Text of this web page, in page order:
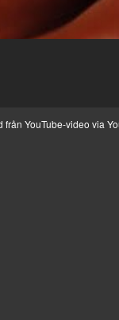
från YouTube-video via